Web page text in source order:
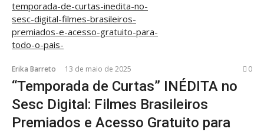
Erika Barreto 13 de maio de 2025 0
“Temporada de Curtas” INÉDITA no
Sesc Digital: Filmes Brasileiros
Premiados e Acesso Gratuito para